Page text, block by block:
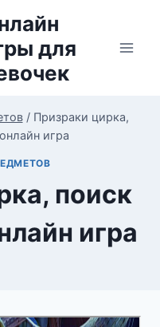
для
/ Призраки цирка,
игра
поиск
игра